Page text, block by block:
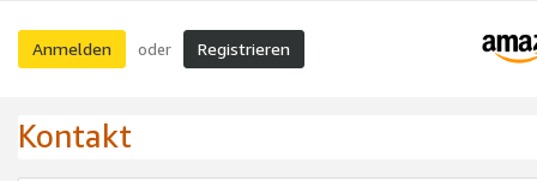
Anmelden oder Registrieren
Kontakt